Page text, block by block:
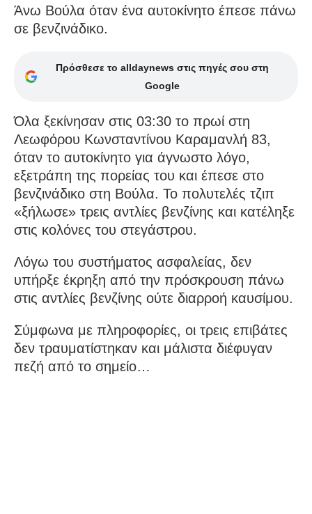
Άνω Βούλα όταν ένα αυτοκίνητο έπεσε πάνω
σε βενζινάδικο.
Πρόσθεσε το alldaynews στις πηγές σου στη
Google
Όλα ξεκίνησαν στις 03:30 το πρωί στη
Λεωφόρου Κωνσταντίνου Καραμανλή 83,
όταν το αυτοκίνητο για άγνωστο λόγο,
εξετράπη της πορείας του και έπεσε στο
βενζινάδικο στη Βούλα. Το πολυτελές τζιπ
«ξήλωσε» τρεις αντλίες βενζίνης και κατέληξε
στις κολόνες του στεγάστρου.
Λόγω του συστήματος ασφαλείας, δεν
υπήρξε έκρηξη από την πρόσκρουση πάνω
στις αντλίες βενζίνης ούτε διαρροή καυσίμου.
Σύμφωνα με πληροφορίες, οι τρεις επιβάτες
δεν τραυματίστηκαν και μάλιστα διέφυγαν
πεζή από το σημείο…